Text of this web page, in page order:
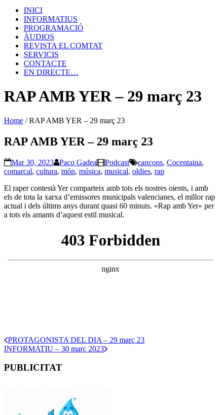
INICI
INFORMATIUS
PROGRAMACIÓ
ÀUDIOS
REVISTA EL COMTAT
SERVICIS
CONTACTE
EN DIRECTE…
RAP AMB YER – 29 març 23
Home /RAP AMB YER – 29 març 23
RAP AMB YER – 29 març 23
Mar 30, 2023 Paco Gadea Podcast cançons, Cocentaina,
comarcal, cultura, món, música, musical, oldies, rap
El raper contestà Yer comparteix amb tots els nostres oients, i amb
els de tota la xarxa d’emissores municipals valencianes, el millor rap
actual i dels últims anys durant quasi 60 minuts. «Rap amb Yer» per
a tots els amants d’aquest estil musical.
PROTAGONISTA DEL DIA – 29 març 23
INFORMATIU – 30 març 2023
PUBLICITAT